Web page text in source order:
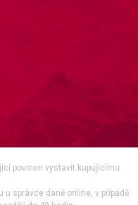
povinen vystavit kupujícímu
správce daně online, v případě